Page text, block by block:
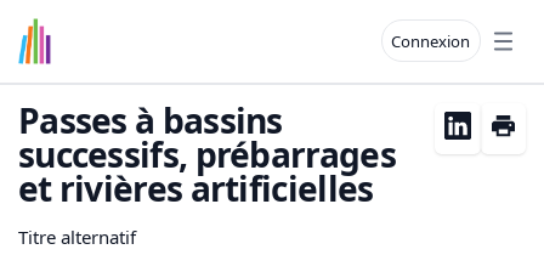
Connexion
Passes à bassins
successifs, prébarrages
et rivières artificielles
Titre alternatif